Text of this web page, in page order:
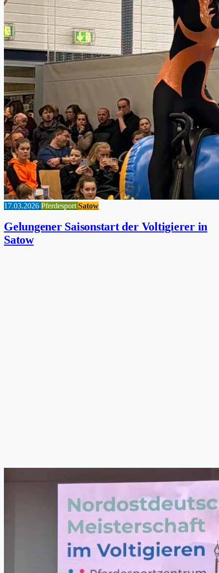
17.03.2026 Pferdesport Satow
Gelungener Saisonstart der Voltigierer in
Satow